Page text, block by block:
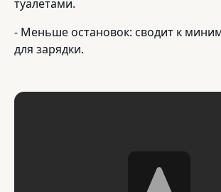
туалетами.
- Меньше остановок: сводит к
для зарядки.